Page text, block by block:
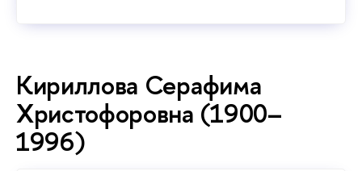
Кириллова Серафима
Христофоровна (1900–
1996)